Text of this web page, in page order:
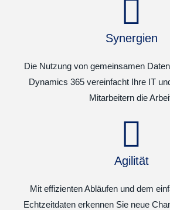
Synergien
Die Nutzung von gemeinsamen
Dynamics 365 vereinfacht Ihre IT
Mitarbeitern die
Agilität
Mit effizienten Abläufen und dem
Echtzeitdaten erkennen Sie neue